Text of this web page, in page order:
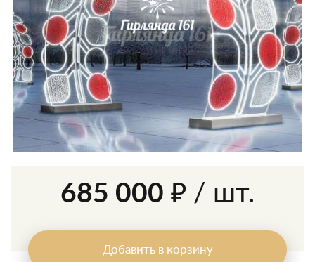
685 000 ₽ / шт.
Добавить в корзину